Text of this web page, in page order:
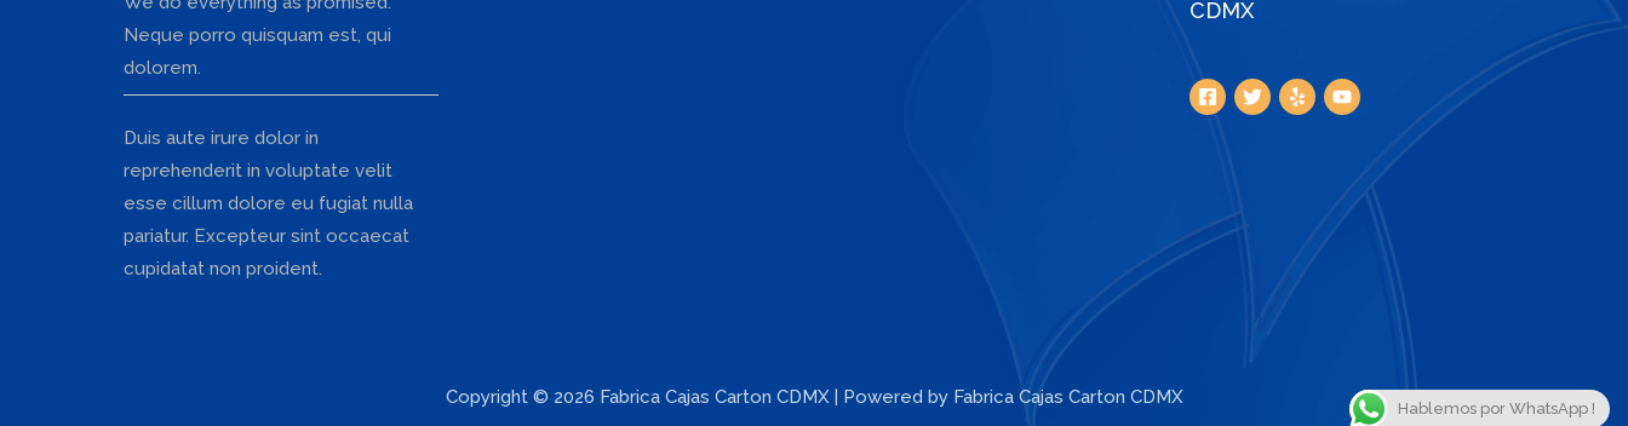
Neque porro quisquam est, qui
dolorem.
Duis aute irure dolor in
reprehenderit in voluptate velit
esse cillum dolore eu fugiat nulla
pariatur. Excepteur sint occaecat
cupidatat non proident.
CDMX
Copyright © 2026 Fabrica Cajas Carton CDMX | Powered by Fabrica Cajas Carton CDMX
Hablemos por WhatsApp !